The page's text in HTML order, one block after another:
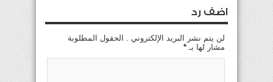
اضف رد
لن يتم نشر البريد الإلكتروني . الحقول المطلوبة
مشار لها بـ *